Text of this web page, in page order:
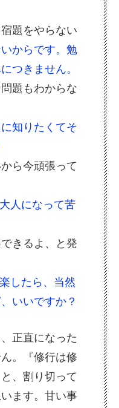
題をやらない
からです。勉
つきません。
題もわからな
知りたくてそ
ら今頑張って
人になって苦
きるよ、と発
したら、当然
いいですか？
正直になった
。『修行は修
、割り切って
ます。甘い事